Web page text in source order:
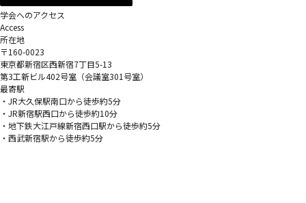
学会へのアクセス
Access
所在地
〒160-0023
東京都新宿区西新宿7丁目5-13
第3工新ビル402号室（会議室301号室）
最寄駅
・JR大久保駅南口から徒歩約5分
・JR新宿駅西口から徒歩約10分
・地下鉄大江戸線新宿西口駅から徒歩約5分
・西武新宿駅から徒歩約5分